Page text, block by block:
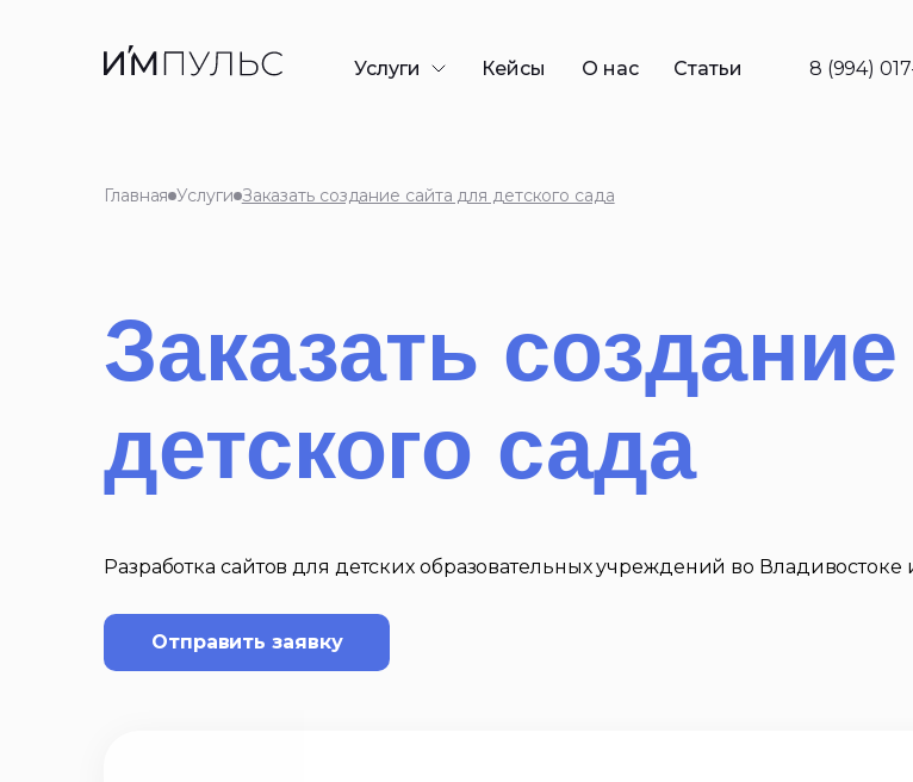
Услуги
Таргетированная реклама
Кейсы О нас Статьи 8 (994)
Главная Услуги Заказать создание сайта для детского сада
Заказать
детского сада
Разработка сайтов для детских образовательных учреждений во
Отправить заявку